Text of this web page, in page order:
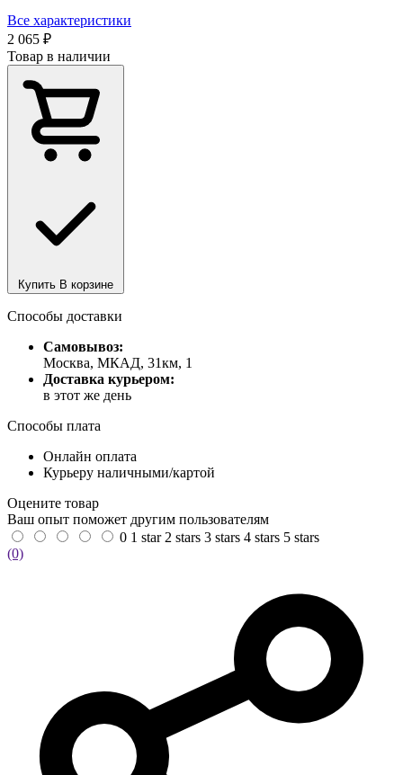
Все характеристики
2 065 ₽
Товар в наличии
Купить В корзине
Способы доставки
Самовывоз:
Москва, МКАД, 31км, 1
Доставка курьером:
в этот же день
Способы плата
Онлайн оплата
Курьеру наличными/картой
Оцените товар
Ваш опыт поможет другим пользователям
0 1 star 2 stars 3 stars 4 stars 5 stars
(0)